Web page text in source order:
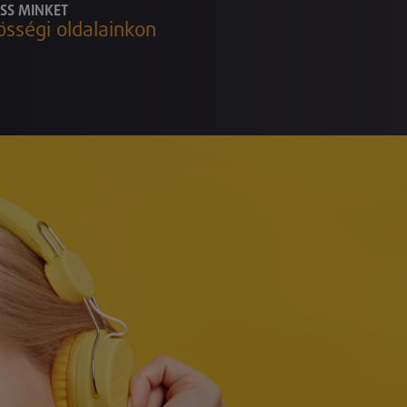
MINKET
oldalainkon